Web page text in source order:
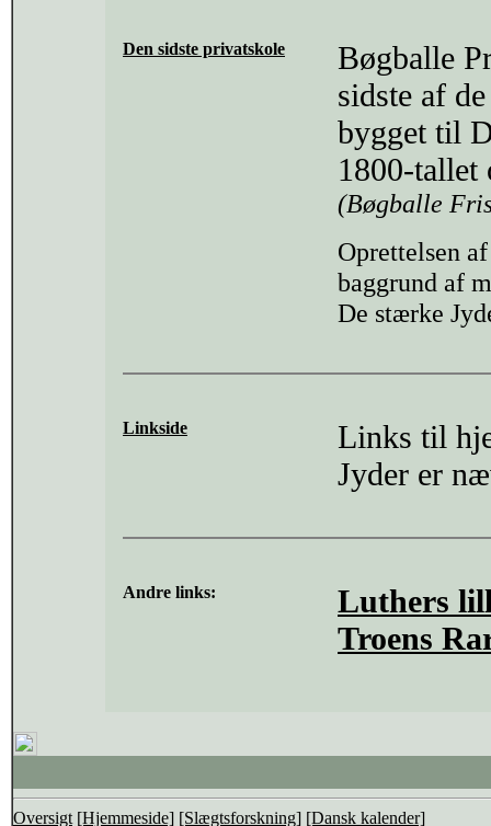
Den sidste privatskole
Bøgballe
sidste af
bygget til
1800-tallet
(Bøgballe
Oprettelsen
baggrund af
De stærke
Linkside
Links til
Jyder er
Andre links:
Luthers
Troens
Oversigt [Hjemmeside] [Slægtsforskning] [Dansk kalender]